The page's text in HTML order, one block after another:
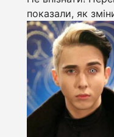
показали, як